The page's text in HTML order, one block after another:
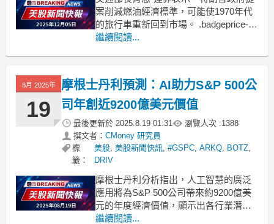
案削減燃油經濟標準，可能使1970年代
的旅行車重新回到市場。 .badgeprice-
container {
gap: 1rem !important;
繼續閱讀...
8月 2025年
19
摩根士丹利預測：AI助力S&P 500公
司年創近9200億美元價值
最後更新於 2025.8.19 01:31 瀏覽人次 :1388
撰文者： CMoney 研究員
標
籤：
美股,美股新聞快訊,#GSPC,ARKQ, BOTZ,
DRIV
摩根士丹利分析指出，人工智慧的廣泛
應用將為S&P 500公司帶來約9200億美
元的年度經濟價值，顯示出各行業潛在
的增長與創新機會。根據摩根士丹利最
繼續閱讀...